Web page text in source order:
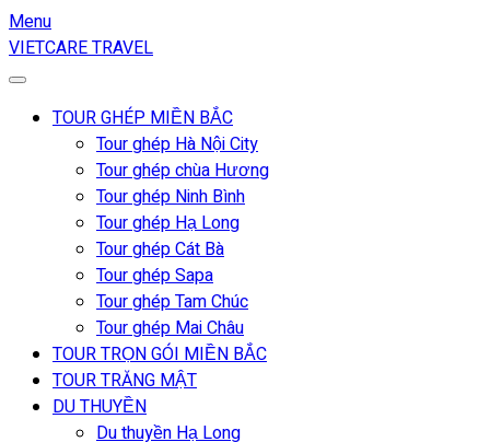
Menu
VIETCARE TRAVEL
TOUR GHÉP MIỀN BẮC
Tour ghép Hà Nội City
Tour ghép chùa Hương
Tour ghép Ninh Bình
Tour ghép Hạ Long
Tour ghép Cát Bà
Tour ghép Sapa
Tour ghép Tam Chúc
Tour ghép Mai Châu
TOUR TRỌN GÓI MIỀN BẮC
TOUR TRĂNG MẬT
DU THUYỀN
Du thuyền Hạ Long